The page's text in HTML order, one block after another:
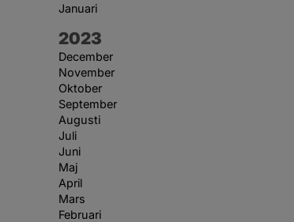
Januari
År:
2023
December
November
Oktober
September
Augusti
Juli
Juni
Maj
April
Mars
Februari